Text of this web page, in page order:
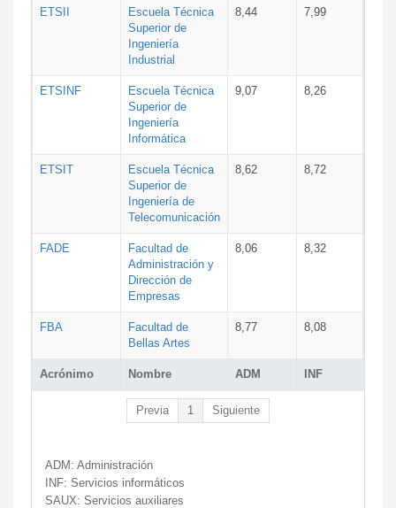
Acrónimo Nombre ADM INF
ETSII
Escuela Técnica
Superior de
Ingeniería
Industrial
8,44 7,99
ETSINF
Escuela Técnica
Superior de
Ingeniería
Informática
9,07 8,26
ETSIT
Escuela Técnica
Superior de
Ingeniería de
Telecomunicación
8,62 8,72
FADE
Facultad de
Administración y
Dirección de
Empresas
8,06 8,32
FBA
Facultad de
Bellas Artes
8,77 8,08
Previa 1 Siguiente
ADM: Administración
INF: Servicios informáticos
SAUX: Servicios auxiliares